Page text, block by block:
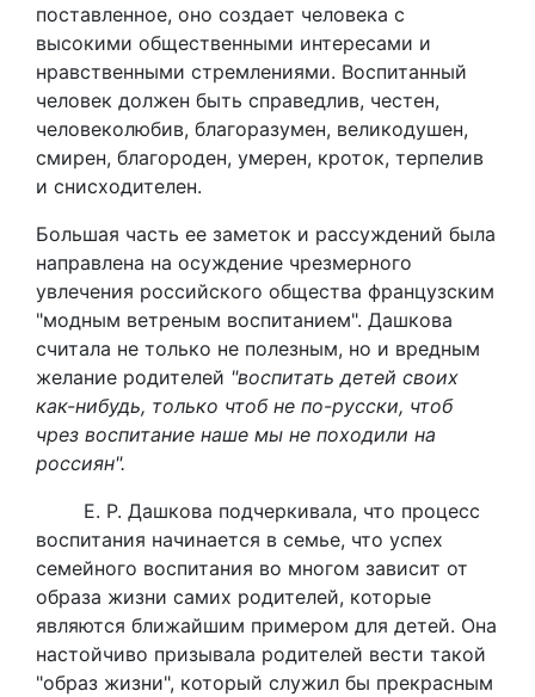
поставленное, оно создает человека с
высокими общественными интересами и
нравственными стремлениями. Воспитанный
человек должен быть справедлив, честен,
человеколюбив, благоразумен, великодушен,
смирен, благороден, умерен, кроток, терпелив
и снисходителен.
Большая часть ее заметок и рассуждений была
направлена на осуждение чрезмерного
увлечения российского общества французским
"модным ветреным воспитанием". Дашкова
считала не только не полезным, но и вредным
желание родителей "воспитать детей своих
как-нибудь, только чтоб не по-русски, чтоб
чрез воспитание наше мы не походили на
россиян".
Е. Р. Дашкова подчеркивала, что процесс
воспитания начинается в семье, что успех
семейного воспитания во многом зависит от
образа жизни самих родителей, которые
являются ближайшим примером для детей. Она
настойчиво призывала родителей вести такой
"образ жизни", который служил бы прекрасным